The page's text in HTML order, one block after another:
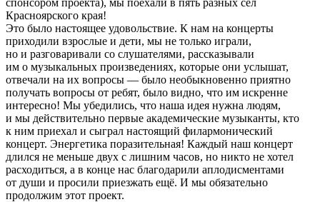
Красноярского края!
Это было настоящее удовольствие. К нам на концерты
приходили взрослые и дети, мы не только играли,
но и разговаривали со слушателями, рассказывали
им о музыкальных произведениях, которые они услышат,
отвечали на их вопросы — было необыкновенно приятно
получать вопросы от ребят, было видно, что им искренне
интересно! Мы убедились, что наша идея нужна людям,
и мы действительно первые академические музыканты, кто
к ним приехал и сыграл настоящий филармонический
концерт. Энергетика поразительная! Каждый наш концерт
длился не меньше двух с лишним часов, но никто не хотел
расходиться, а в конце нас благодарили аплодисментами
от души и просили приезжать ещё. И мы обязательно
продолжим этот проект.